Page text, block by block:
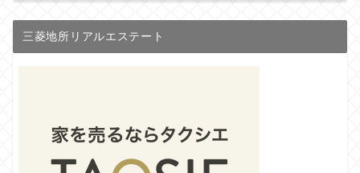
三菱地所リアルエステート